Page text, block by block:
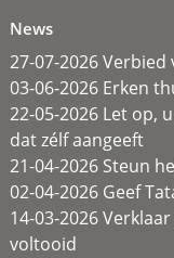
News
27-07-2026
03-06-2026 Erken
22-05-2026 Let op,
dat zélf aangeeft
21-04-2026 Steun
02-04-2026 Geef
14-03-2026
voltooid